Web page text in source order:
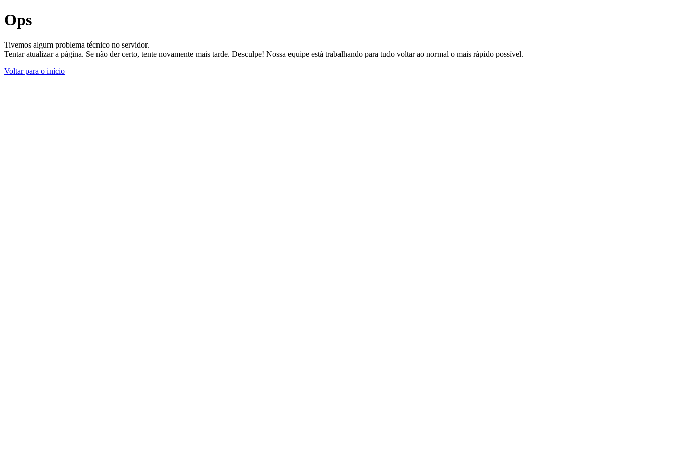
Ops
Tivemos algum problema técnico no servidor.
Tentar atualizar a página. Se não der certo, tente novamente mais tarde. Desculpe! Nossa equipe está trabalhando para tudo voltar ao normal o mais rápido possível.
Voltar para o início